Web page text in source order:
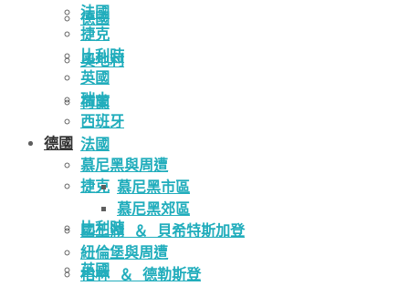
德國
奧地利
荷蘭
法國
捷克
比利時
英國
法國
捷克
比利時
英國
瑞士
西班牙
德國
慕尼黑與周遭
慕尼黑市區
慕尼黑郊區
國王湖 ＆ 貝希特斯加登
紐倫堡與周遭
柏林 ＆ 德勒斯登